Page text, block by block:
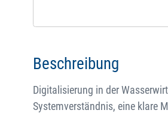
Beschreibung
Digitalisierung in der
Systemverständnis, eine klare